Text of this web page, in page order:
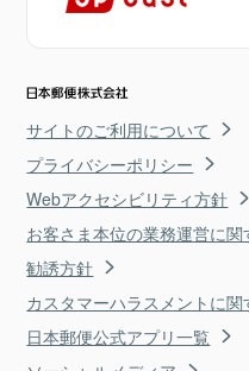
サイトのご利用について
プライバシーポリシー
Webアクセシビリティ方針
お客さま本位の業務運営に
勧誘方針
カスタマーハラスメントに
日本郵便公式アプリ一覧